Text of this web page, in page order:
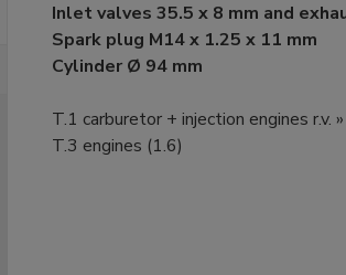
Inlet valves 35.5 x 8 mm and
Spark plug M14 x 1.25 x 11 mm
Cylinder Ø 94 mm
T.1 carburetor + injection engines r.v.
T.3 engines (1.6)